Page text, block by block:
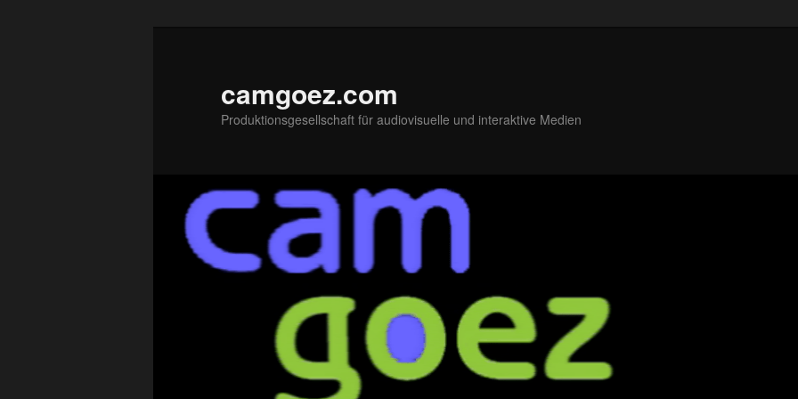
camgoez.com
Produktionsgesellschaft für audiovisuelle und interaktive Medien